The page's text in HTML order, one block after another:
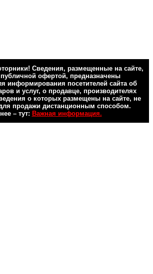
Сведения, размещенные на сайте,
офертой, предназначены
информирования посетителей сайта об
и услуг, о продавце, производителях
о которых размещены на сайте, не
продажи дистанционным способом.
– тут: Важная информация.